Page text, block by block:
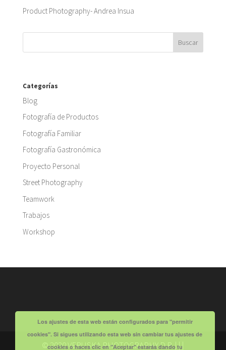
Product Photography- Andrea Insua
Categorías
Blog
Fotografía de Productos
Fotografía Familiar
Fotografía Gastronómica
Proyecto Personal
Street Photography
Teamwork
Trabajos
Workshop
© 2020 VERUSKA PHOTOGRAPHY D.R. | ||
Los ajustes de esta web están configurados para "permitir
cookies". Si sigues utilizando esta web sin cambiar tus ajustes de
cookies o haces clic en "Aceptar" estarás dando tu